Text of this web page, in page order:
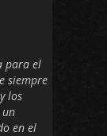
para el
siempre
los
en el